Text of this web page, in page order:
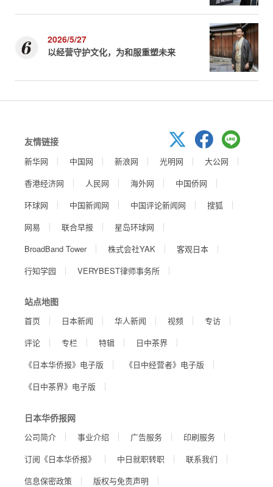
2026/5/27
以经营守护文化，为和服重塑未来
友情链接
新华网 中国网 新浪网 光明网
大公网
香港经济网
人民网 海外网
中国侨网
环球网
中国新闻网 中国评论新闻网
搜狐
网易
联合早报
星岛环球网
BroadBand Tower
株式会社YAK
客观日本
行知学园
VERYBEST律师事务所
站点地图
首页 日本新闻 华人新闻 视频
专访
评论
专栏 特辑
日中茶界
《日本华侨报》电子版
《日中经营者》电子版
《日中茶界》电子版
日本华侨报网
公司简介 事业介绍 广告服务
印刷服务
订阅《日本华侨报》
中日就职转职
联系我们
信息保密政策
版权与免责声明